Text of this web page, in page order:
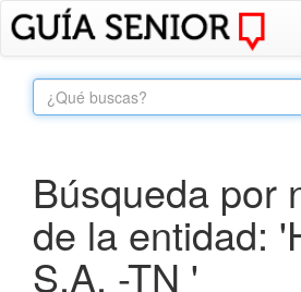
Búsqueda por
de la entidad:
S.A. -TN '